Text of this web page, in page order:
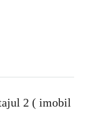
2 ( imobil